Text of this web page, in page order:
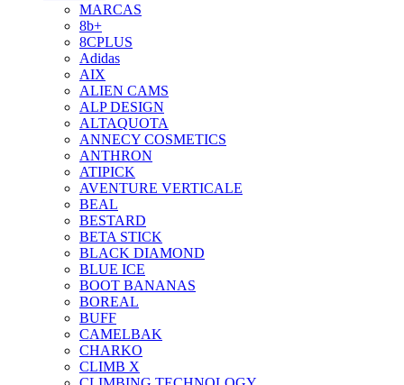
MARCAS
8b+
8CPLUS
Adidas
AIX
ALIEN CAMS
ALP DESIGN
ALTAQUOTA
ANNECY COSMETICS
ANTHRON
ATIPICK
AVENTURE VERTICALE
BEAL
BESTARD
BETA STICK
BLACK DIAMOND
BLUE ICE
BOOT BANANAS
BOREAL
BUFF
CAMELBAK
CHARKO
CLIMB X